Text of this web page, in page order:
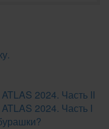
2024. Часть II
2024. Часть I